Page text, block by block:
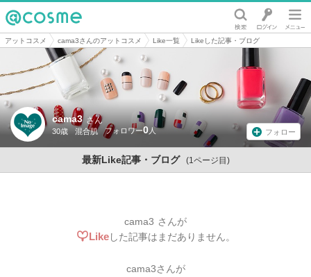
@cosme
アットコスメ cama3さんのアットコスメ Like一覧 Likeした記事・ブログ
cama3 さん
30歳 混合肌 0 フォロー
最新Like記事・ブログ (1ページ目)
cama3 さんが
Likeした記事はまだありません。
cama3さんが